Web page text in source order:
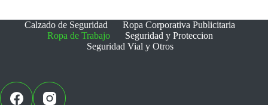
elegir
en
la
elegir
en
la
página
Calzado de Seguridad
Ropa Corporativa Publicitaria
Ropa de Trabajo
Seguridad y Proteccion
Seguridad Vial y Otros